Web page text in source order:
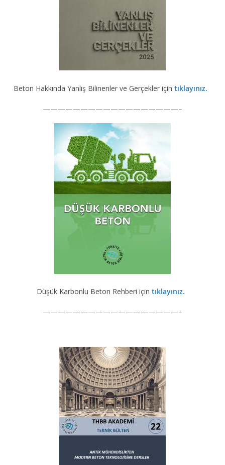
Beton Hakkında Yanlış Bilinenler ve Gerçekler için tıklayınız.
——————————————————–
Düşük Karbonlu Beton Rehberi için tıklayınız.
——————————————————–